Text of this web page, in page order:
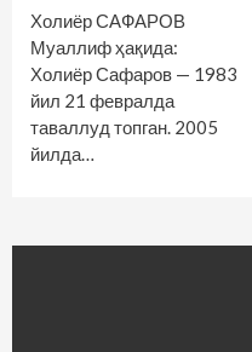
Холиёр САФАРОВ
Муаллиф ҳақида:
Холиёр Сафаров — 1983
йил 21 февралда
таваллуд топган. 2005
йилда…